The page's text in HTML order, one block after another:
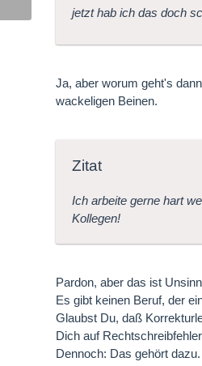
jetzt hab ich das doch
Ja, aber worum geht's
wackeligen Beinen.
Zitat
Ich arbeite gerne hart
Kollegen!
Pardon, aber das ist
Es gibt keinen Beruf, der
Glaubst Du, daß
Dich auf
Dennoch: Das gehört dazu.